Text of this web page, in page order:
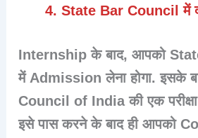
4. State Bar Council में
Internship के बाद, आपको
में Admission लेना होगा. इसके
Council of India की एक परीक्षा
इसे पास करने के बाद ही आपको